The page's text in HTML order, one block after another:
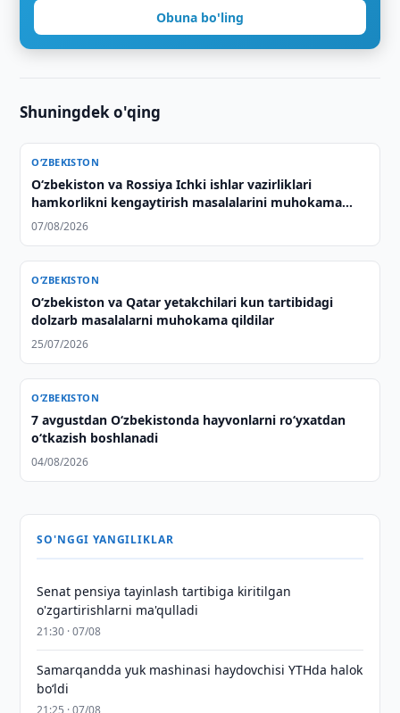
Obuna bo'ling
Shuningdek o'qing
O‘ZBEKISTON
Oʻzbekiston va Rossiya Ichki ishlar vazirliklari
hamkorlikni kengaytirish masalalarini muhokama
qilishdi
07/08/2026
O‘ZBEKISTON
Oʻzbekiston va Qatar yetakchilari kun tartibidagi
dolzarb masalalarni muhokama qildilar
25/07/2026
O‘ZBEKISTON
7 avgustdan O‘zbekistonda hayvonlarni ro‘yxatdan
o‘tkazish boshlanadi
04/08/2026
SO'NGGI YANGILIKLAR
Senat pensiya tayinlash tartibiga kiritilgan
o'zgartirishlarni ma'qulladi
21:30 · 07/08
Samarqandda yuk mashinasi haydovchisi YTHda halok
bo‘ldi
21:25 · 07/08